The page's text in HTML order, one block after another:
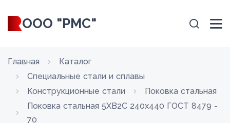
ООО "РМС"
Главная
Каталог
Специальные стали и сплавы
Конструкционные стали
Поковка стальная
Поковка стальная 5ХВ2С 240x440 ГОСТ 8479 -
70